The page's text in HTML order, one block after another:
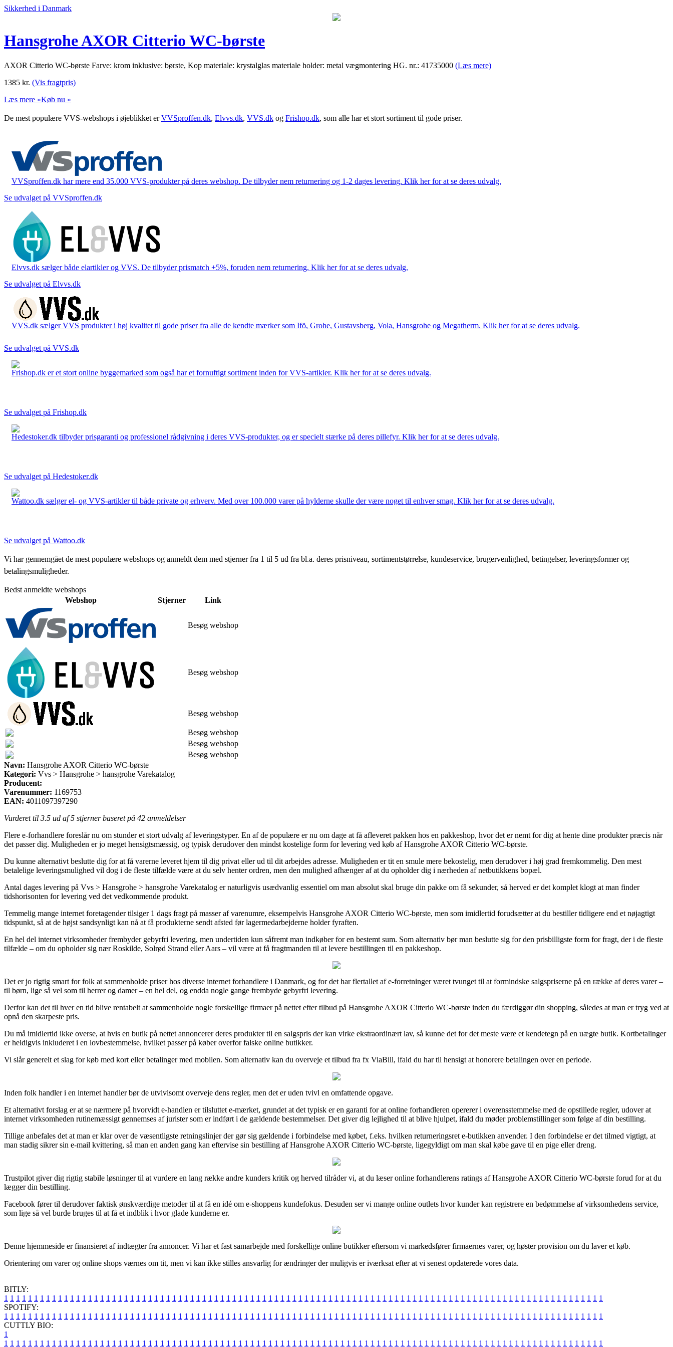
Sikkerhed i Danmark
Hansgrohe AXOR Citterio WC-børste
AXOR Citterio WC-børste Farve: krom inklusive: børste, Kop materiale: krystalglas materiale holder: metal vægmontering HG. nr.: 41735000 (Læs mere)
1385 kr. (Vis fragtpris)
Læs mere »Køb nu »
De mest populære VVS-webshops i øjeblikket erVVSproffen.dk, Elvvs.dk, VVS.dk og Frishop.dk, som alle har et stort sortiment til gode priser.
VVSproffen.dk har mere end 35.000 VVS-produkter på deres webshop. De tilbyder nem returnering og 1-2 dages levering. Klik her for at se deres udvalg.
Se udvalget på VVSproffen.dk
Elvvs.dk sælger både elartikler og VVS. De tilbyder prismatch +5%, foruden nem returnering. Klik her for at se deres udvalg.
Se udvalget på Elvvs.dk
VVS.dk sælger VVS produkter i høj kvalitet til gode priser fra alle de kendte mærker som Ifö, Grohe, Gustavsberg, Vola, Hansgrohe og Megatherm. Klik her for at se deres udvalg.
Se udvalget på VVS.dk
Frishop.dk er et stort online byggemarked som også har et fornuftigt sortiment inden for VVS-artikler. Klik her for at se deres udvalg.
Se udvalget på Frishop.dk
Hedestoker.dk tilbyder prisgaranti og professionel rådgivning i deres VVS-produkter, og er specielt stærke på deres pillefyr. Klik her for at se deres udvalg.
Se udvalget på Hedestoker.dk
Wattoo.dk sælger el- og VVS-artikler til både private og erhverv. Med over 100.000 varer på hylderne skulle der være noget til enhver smag. Klik her for at se deres udvalg.
Se udvalget på Wattoo.dk
Vi har gennemgået de mest populære webshops og anmeldt dem med stjerner fra 1 til 5 ud fra bl.a. deres prisniveau, sortimentstørrelse, kundeservice, brugervenlighed, betingelser, leveringsformer og
betalingsmuligheder.
Bedst anmeldte webshops
Webshop
Stjerner Link
Besøg webshop
Besøg webshop
Besøg webshop
Besøg webshop
Besøg webshop
Besøg webshop
Navn: Hansgrohe AXOR Citterio WC-børste
Kategori: Vvs > Hansgrohe > hansgrohe Varekatalog
Producent:
Varenummer: 1169753
EAN: 4011097397290
Vurderet til 3.5 ud af 5 stjerner baseret på 42 anmeldelser
Flere e-forhandlere foreslår nu om stunder et stort udvalg af leveringstyper. En af de populære er nu om dage at få afleveret pakken hos en pakkeshop, hvor det er nemt for dig at hente dine produkter præcis når
det passer dig. Muligheden er jo meget hensigtsmæssig, og typisk derudover den mindst kostelige form for levering ved køb af Hansgrohe AXOR Citterio WC-børste.
Du kunne alternativt beslutte dig for at få varerne leveret hjem til dig privat eller ud til dit arbejdes adresse. Muligheden er tit en smule mere bekostelig, men derudover i høj grad fremkommelig. Den mest
betalelige leveringsmulighed vil dog i de fleste tilfælde være at du selv henter ordren, men den mulighed afhænger af at du opholder dig i nærheden af netbutikkens bopæl.
Antal dages levering på Vvs > Hansgrohe > hansgrohe Varekatalog er naturligvis usædvanlig essentiel om man absolut skal bruge din pakke om få sekunder, så herved er det komplet klogt at man finder
tidshorisonten for levering ved det vedkommende produkt.
Temmelig mange internet foretagender tilsiger 1 dags fragt på masser af varenumre, eksempelvis Hansgrohe AXOR Citterio WC-børste, men som imidlertid forudsætter at du bestiller tidligere end et nøjagtigt
tidspunkt, så at de højst sandsynligt kan nå at få produkterne sendt afsted før lagermedarbejderne holder fyraften.
En hel del internet virksomheder frembyder gebyrfri levering, men undertiden kun såfremt man indkøber for en bestemt sum. Som alternativ bør man beslutte sig for den prisbilligste form for fragt, der i de fleste
tilfælde – om du opholder sig nær Roskilde, Solrød Strand eller Aars – vil være at få fragtmanden til at levere bestillingen til en pakkeshop.
Det er jo rigtig smart for folk at sammenholde priser hos diverse internet forhandlere i Danmark, og for det har flertallet af e-forretninger været tvunget til at formindske salgspriserne på en række af deres varer –
til børn, lige så vel som til herrer og damer – en hel del, og endda nogle gange frembyde gebyrfri levering.
Derfor kan det til hver en tid blive rentabelt at sammenholde nogle forskellige firmaer på nettet efter tilbud på Hansgrohe AXOR Citterio WC-børste inden du færdiggør din shopping, således at man er tryg ved at
opnå den skarpeste pris.
Du må imidlertid ikke overse, at hvis en butik på nettet annoncerer deres produkter til en salgspris der kan virke ekstraordinært lav, så kunne det for det meste være et kendetegn på en uægte butik. Kortbetalinger
er heldigvis inkluderet i en lovbestemmelse, hvilket passer på køber overfor falske online butikker.
Vi slår generelt et slag for køb med kort eller betalinger med mobilen. Som alternativ kan du overveje et tilbud fra fx ViaBill, ifald du har til hensigt at honorere betalingen over en periode.
Inden folk handler i en internet handler bør de utvivlsomt overveje dens regler, men det er uden tvivl en omfattende opgave.
Et alternativt forslag er at se nærmere på hvorvidt e-handlen er tilsluttet e-mærket, grundet at det typisk er en garanti for at online forhandleren opererer i overensstemmelse med de opstillede regler, udover at
internet virksomheden rutinemæssigt gennemses af jurister som er indført i de gældende bestemmelser. Det giver dig lejlighed til at blive hjulpet, ifald du møder problemstillinger som følge af din bestilling.
Tillige anbefales det at man er klar over de væsentligste retningslinjer der gør sig gældende i forbindelse med købet, f.eks. hvilken returneringsret e-butikken anvender. I den forbindelse er det tilmed vigtigt, at
man stadig sikrer sin e-mail kvittering, så man en anden gang kan eftervise sin bestilling af Hansgrohe AXOR Citterio WC-børste, ligegyldigt om man skal købe gave til en pige eller dreng.
Trustpilot giver dig rigtig stabile løsninger til at vurdere en lang række andre kunders kritik og herved tilråder vi, at du læser online forhandlerens ratings af Hansgrohe AXOR Citterio WC-børste forud for at du
lægger din bestilling.
Facebook fører til derudover faktisk ønskværdige metoder til at få en idé om e-shoppens kundefokus. Desuden ser vi mange online outlets hvor kunder kan registrere en bedømmelse af virksomhedens service,
som lige så vel burde bruges til at få et indblik i hvor glade kunderne er.
Denne hjemmeside er finansieret af indtægter fra annoncer. Vi har et fast samarbejde med forskellige online butikker eftersom vi markedsfører firmaernes varer, og høster provision om du laver et køb.
Orientering om varer og online shops værnes om tit, men vi kan ikke stilles ansvarlig for ændringer der muligvis er iværksat efter at vi senest opdaterede vores data.
BITLY:
1 1 1 1 1 1 1 1 1 1 1 1 1 1 1 1 1 1 1 1 1 1 1 1 1 1 1 1 1 1 1 1 1 1 1 1 1 1 1 1 1 1 1 1 1 1 1 1 1 1 1 1 1 1 1 1 1 1 1 1 1 1 1 1 1 1 1 1 1 1 1 1 1 1 1 1 1 1 1 1 1 1 1 1 1 1 1 1 1 1 1 1 1 1 1 1 1 1 1 1
SPOTIFY:
1 1 1 1 1 1 1 1 1 1 1 1 1 1 1 1 1 1 1 1 1 1 1 1 1 1 1 1 1 1 1 1 1 1 1 1 1 1 1 1 1 1 1 1 1 1 1 1 1 1 1 1 1 1 1 1 1 1 1 1 1 1 1 1 1 1 1 1 1 1 1 1 1 1 1 1 1 1 1 1 1 1 1 1 1 1 1 1 1 1 1 1 1 1 1 1 1 1 1 1
CUTTLY BIO:
1
1 1 1 1 1 1 1 1 1 1 1 1 1 1 1 1 1 1 1 1 1 1 1 1 1 1 1 1 1 1 1 1 1 1 1 1 1 1 1 1 1 1 1 1 1 1 1 1 1 1 1 1 1 1 1 1 1 1 1 1 1 1 1 1 1 1 1 1 1 1 1 1 1 1 1 1 1 1 1 1 1 1 1 1 1 1 1 1 1 1 1 1 1 1 1 1 1 1 1 1